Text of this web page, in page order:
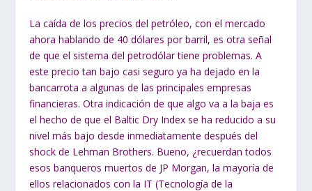
La caída de los precios del petróleo, con el mercado
ahora hablando de 40 dólares por barril, es otra señal
de que el sistema del petrodólar tiene problemas. A
este precio tan bajo casi seguro ya ha dejado en la
bancarrota a algunas de las principales empresas
financieras. Otra indicación de que algo va a la baja es
el hecho de que el Baltic Dry Index se ha reducido a su
nivel más bajo desde inmediatamente después del
shock de Lehman Brothers. Bueno, ¿recuerdan todos
esos banqueros muertos de JP Morgan, la mayoría de
ellos relacionados con la IT (Tecnología de la